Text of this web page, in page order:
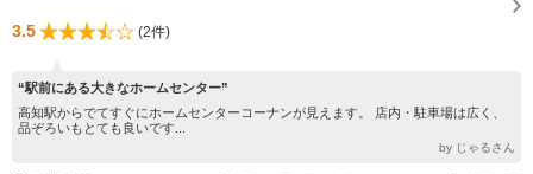
3.5 (2件)
“駅前にある大きなホームセンター”
高知駅からでてすぐにホームセンターコーナンが見えます。 店内・駐車場は広く、
品ぞろいもとても良いです...
by じゃるさん